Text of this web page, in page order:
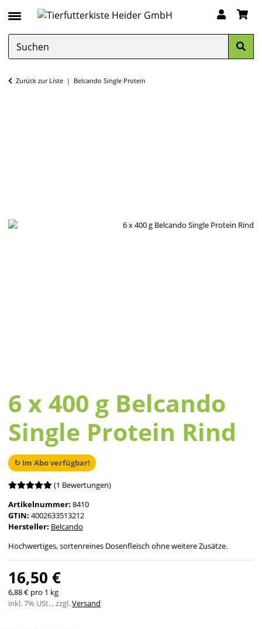
Zurück zur Liste Belcando Single Protein
6 x 400 g Belcando
Single Protein Rind
↻ Im Abo verfügbar!
(1 Bewertungen)
Artikelnummer: 8410
GTIN: 4002633513212
Hersteller: Belcando
Hochwertiges, sortenreines Dosenfleisch ohne weitere Zusätze.
16,50 €
6,88 € pro 1 kg
inkl. 7% USt. , zzgl.Versand